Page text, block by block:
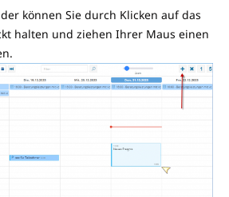
können Sie durch Klicken auf das
halten und ziehen Ihrer Maus einen